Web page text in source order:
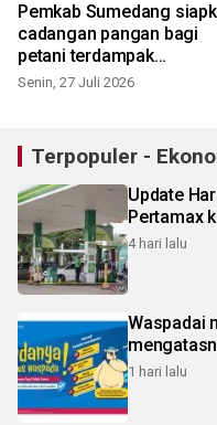
Pemkab Sumedang
cadangan pangan bagi
petani terdampak
kekeringan
Senin, 27 Juli 2026
Terpopuler -
Update
Pertamax
4 hari lalu
Waspadai
1 hari lalu